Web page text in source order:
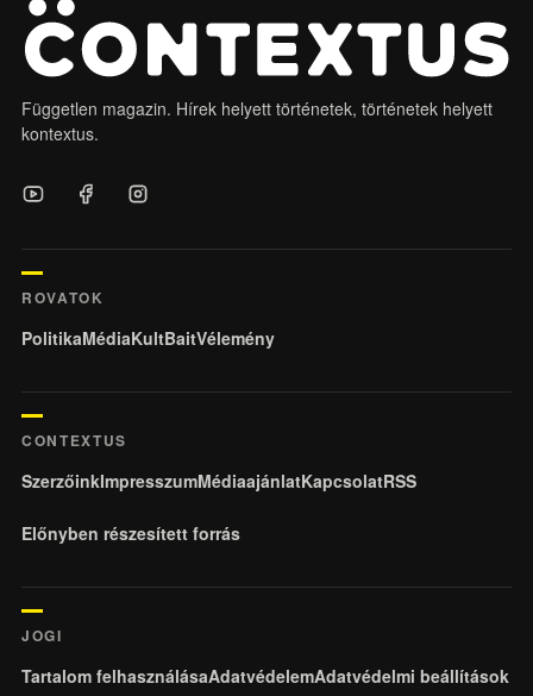
Független magazin. Hírek helyett történetek, történetek helyett
kontextus.
ROVATOK
PolitikaMédiaKultBaitVélemény
CONTEXTUS
SzerzőinkImpresszumMédiaajánlatKapcsolatRSS
Előnyben részesített forrás
JOGI
Tartalom felhasználásaAdatvédelemAdatvédelmi beállítások